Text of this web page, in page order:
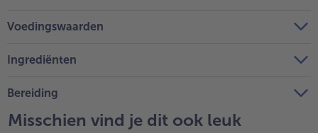
Voedingswaarden
Ingrediënten
Bereiding
Misschien vind je dit ook leuk